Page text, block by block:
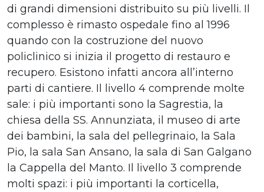
di grandi dimensioni distribuito su più livelli. Il
complesso è rimasto ospedale fino al 1996
quando con la costruzione del nuovo
policlinico si inizia il progetto di restauro e
recupero. Esistono infatti ancora all’interno
parti di cantiere. Il livello 4 comprende molte
sale: i più importanti sono la Sagrestia, la
chiesa della SS. Annunziata, il museo di arte
dei bambini, la sala del pellegrinaio, la Sala
Pio, la sala San Ansano, la sala di San Galgano
la Cappella del Manto. Il livello 3 comprende
molti spazi: i più importanti la corticella,